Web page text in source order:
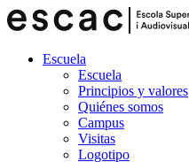
Escuela
Escuela
Principios y valores
Quiénes somos
Campus
Visitas
Logotipo